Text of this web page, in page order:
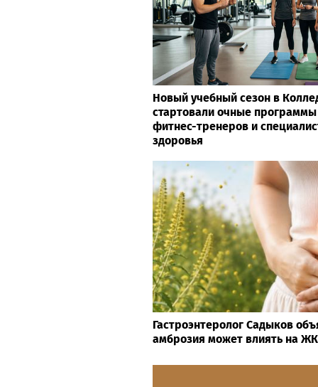
Новый учебный сезон в
стартовали очные программы
фитнес-тренеров и
здоровья
Гастроэнтеролог Садыков
амброзия может влиять на